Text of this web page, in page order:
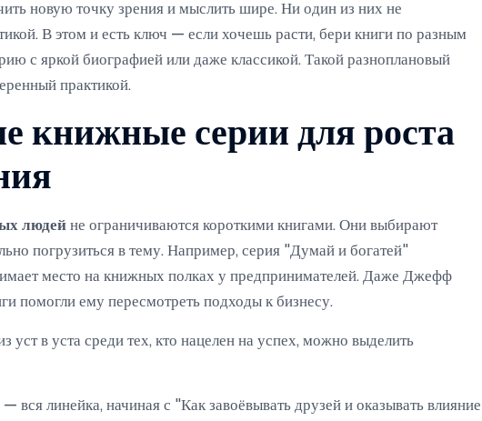
новую точку зрения и мыслить шире. Ни один из них не
В этом и есть ключ — если хочешь расти, бери книги по разным
с яркой биографией или даже классикой. Такой разноплановый
практикой.
книжные серии для роста
людей не ограничиваются короткими книгами. Они выбирают
погрузиться в тему. Например, серия "Думай и богатей"
место на книжных полках у предпринимателей. Даже Джефф
помогли ему пересмотреть подходы к бизнесу.
уст в уста среди тех, кто нацелен на успех, можно выделить
— вся линейка, начиная с "Как завоёвывать друзей и оказывать влияние